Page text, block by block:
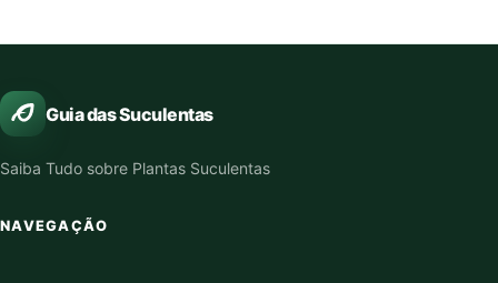
Guia das Suculentas
Saiba Tudo sobre Plantas Suculentas
NAVEGAÇÃO